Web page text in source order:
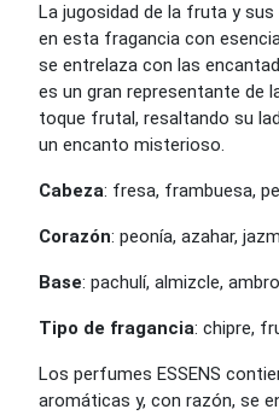
La jugosidad de la fruta y
en esta fragancia con
se entrelaza con las
es un gran representante de
toque frutal, resaltando su
un encanto misterioso.
Cabeza: fresa, frambuesa,
Corazón: peonía, azahar,
Base: pachulí, almizcle,
Tipo de fragancia: chipre,
Los perfumes ESSENS
aromáticas y, con razón, se